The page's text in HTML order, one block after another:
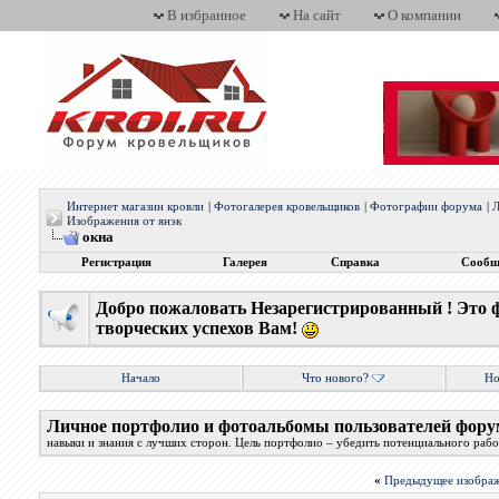
В избранное На сайт О компании
Интернет магазин кровли Фотогалерея кровельщиков Фотографии форума
Изображения от янэк
окна
Регистрация Галерея Справка
Добро пожаловать Незарегистрированный !
творческих успехов Вам!
Начало Что нового?
Личное портфолио и фотоальбомы пользователей
навыки и знания с лучших сторон. Цель портфолио – убедить потенциального
« Предыдущее